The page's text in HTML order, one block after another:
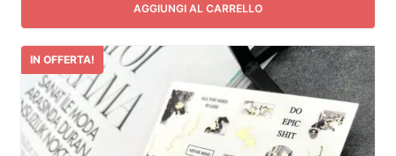
AGGIUNGI AL CARRELLO
IN OFFERTA!